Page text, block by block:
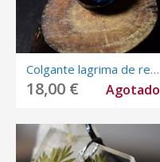
Colgante lagrima de resina flor azul.
18,00 € Agotado